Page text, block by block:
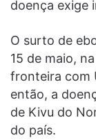
doença exige
O surto de
15 de maio,
fronteira com
então, a
de Kivu do
do país.